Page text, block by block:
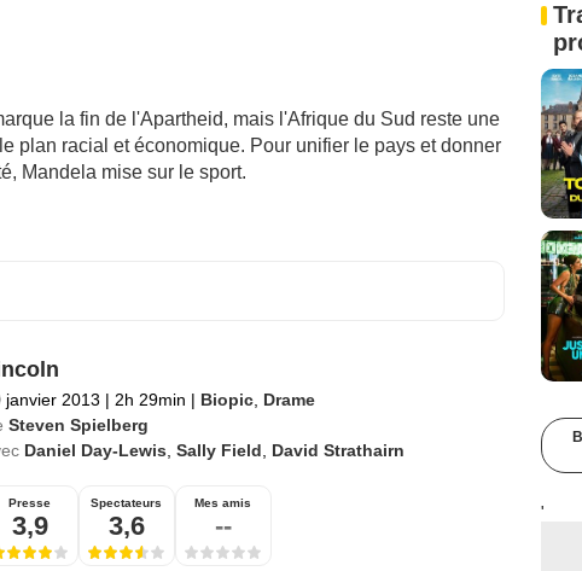
la fin de l'Apartheid, mais l'Afrique du Sud reste une
plan racial et économique. Pour unifier le pays et donner
Mandela mise sur le sport.
janvier 2013 | 2h 29min | Biopic, Drame
Steven Spielberg
Daniel Day-Lewis Sally Field David Strathairn
Presse
3,9
Spectateurs
3,6
Mes amis
-- '